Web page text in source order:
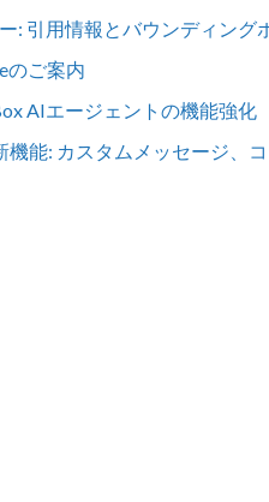
: 引用情報とバウンディング
のご案内
AIエージェントの機能強化
機能: カスタムメッセージ、